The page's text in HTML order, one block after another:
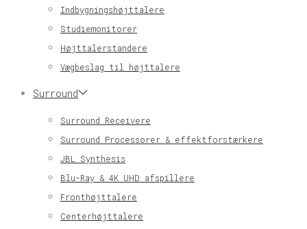
Indbygningshøjttalere
Studiemonitorer
Højttalerstandere
Vægbeslag til højttalere
Surround
Surround Receivere
Surround Processorer & effektforstærkere
JBL Synthesis
Blu-Ray & 4K UHD afspillere
Fronthøjttalere
Centerhøjttalere